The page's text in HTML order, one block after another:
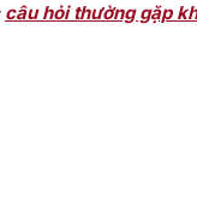
câu hỏi thường gặp